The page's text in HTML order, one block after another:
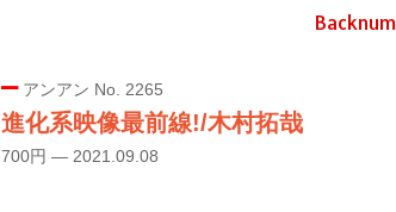
アンアン No. 2265
進化系映像最前線!/木村拓哉
700円 — 2021.09.08